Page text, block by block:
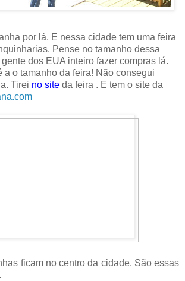
por lá. E nessa cidade tem uma feira
Pense no tamanho dessa
dos EUA inteiro fazer compras lá.
a o tamanho da feira! Não consegui
Tirei no site da feira . E tem o site da
ficam no centro da cidade. São essas